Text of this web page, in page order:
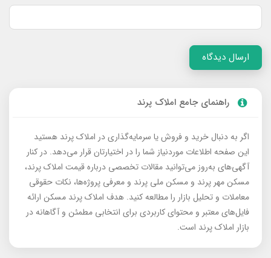
ارسال دیدگاه
راهنمای جامع املاک پرند
اگر به دنبال خرید و فروش یا سرمایه‌گذاری در املاک پرند هستید
این صفحه اطلاعات موردنیاز شما را در اختیارتان قرار می‌دهد. در کنار
آگهی‌های به‌روز می‌توانید مقالات تخصصی درباره قیمت املاک پرند،
مسکن مهر پرند و مسکن ملی پرند و معرفی پروژه‌ها، نکات حقوقی
معاملات و تحلیل بازار را مطالعه کنید. هدف املاک پرند مسکن ارائه
فایل‌های معتبر و محتوای کاربردی برای انتخابی مطمئن و آگاهانه در
بازار املاک پرند است.